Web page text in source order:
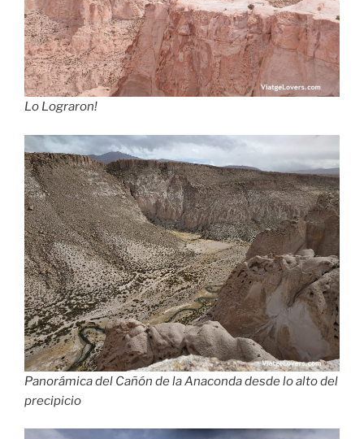
Lo Lograron!
Panorámica del Cañón de la Anaconda desde lo alto del
precipicio